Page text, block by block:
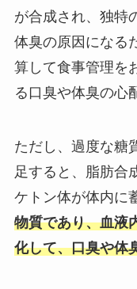
が合成され、独特
体臭の原因になる
算して食事管理を
る口臭や体臭の心
ただし、過度な糖
足すると、脂肪合
ケトン体が体内に
物質であり、血液
化して、口臭や体